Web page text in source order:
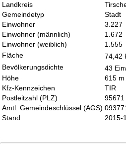
Landkreis
Gemeindetyp
Stadt
Einwohner
3.227
Einwohner (männlich)
1.672
Einwohner (weiblich)
1.555
Fläche
74,42
Bevölkerungsdichte
43
Höhe
615 m
Kfz-Kennzeichen
TIR
Postleitzahl (PLZ)
95671
Amtl. Gemeindeschlüssel (AGS)
Stand
2015-